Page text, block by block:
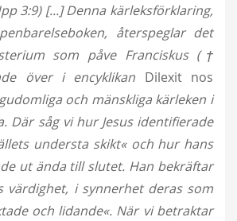
3:9) [...] Denna kärleksförklaring,
återspeglar det
som påve Franciskus (†
över i encyklikan Dilexit nos
och mänskliga kärleken i
Där såg vi hur Jesus identifierade
understa skikt« och hur hans
ut ända till slutet. Han bekräftar
värdighet, i synnerhet deras som
och lidande«. När vi betraktar